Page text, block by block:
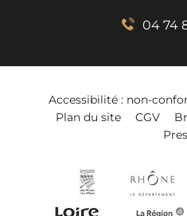
04 74
Accessibilité : non-
Plan du site
CGV